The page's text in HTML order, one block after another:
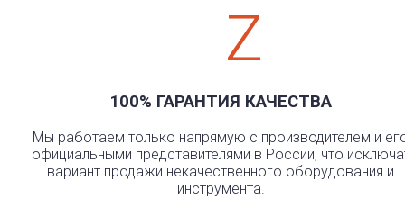
Z
100% ГАРАНТИЯ КАЧЕСТВА
Мы работаем только напрямую с производителем и
официальными представителями в России, что
вариант продажи некачественного оборудования и
инструмента.